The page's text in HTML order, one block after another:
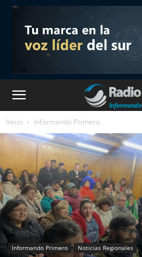
Inicio Informando Primero
Informando Primero Noticias Regionales